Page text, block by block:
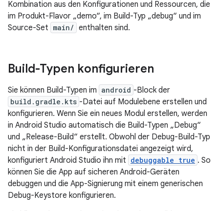
Kombination aus den Konfigurationen und Ressourcen, die
im Produkt-Flavor „demo“, im Build-Typ „debug“ und im
Source-Set main/ enthalten sind.
Build-Typen konfigurieren
Sie können Build-Typen im android -Block der
build.gradle.kts -Datei auf Modulebene erstellen und
konfigurieren. Wenn Sie ein neues Modul erstellen, werden
in Android Studio automatisch die Build-Typen „Debug“
und „Release-Build“ erstellt. Obwohl der Debug-Build-Typ
nicht in der Build-Konfigurationsdatei angezeigt wird,
konfiguriert Android Studio ihn mit debuggable true . So
können Sie die App auf sicheren Android-Geräten
debuggen und die App-Signierung mit einem generischen
Debug-Keystore konfigurieren.